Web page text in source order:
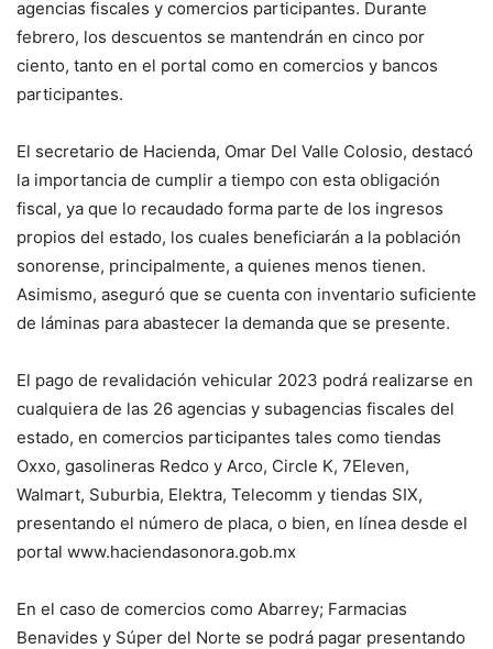
agencias fiscales y comercios participantes. Durante
febrero, los descuentos se mantendrán en cinco por
ciento, tanto en el portal como en comercios y bancos
participantes.
El secretario de Hacienda, Omar Del Valle Colosio, destacó
la importancia de cumplir a tiempo con esta obligación
fiscal, ya que lo recaudado forma parte de los ingresos
propios del estado, los cuales beneficiarán a la población
sonorense, principalmente, a quienes menos tienen.
Asimismo, aseguró que se cuenta con inventario suficiente
de láminas para abastecer la demanda que se presente.
El pago de revalidación vehicular 2023 podrá realizarse en
cualquiera de las 26 agencias y subagencias fiscales del
estado, en comercios participantes tales como tiendas
Oxxo, gasolineras Redco y Arco, Circle K, 7Eleven,
Walmart, Suburbia, Elektra, Telecomm y tiendas SIX,
presentando el número de placa, o bien, en línea desde el
portal www.haciendasonora.gob.mx
En el caso de comercios como Abarrey; Farmacias
Benavides y Súper del Norte se podrá pagar presentando